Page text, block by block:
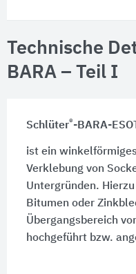
Technische
BARA – Teil I
Schlüter®-BARA-ESOT
ist ein
Verklebung von
Untergründen.
Bitumen oder
Übergangsbereich
hochgeführt bzw.